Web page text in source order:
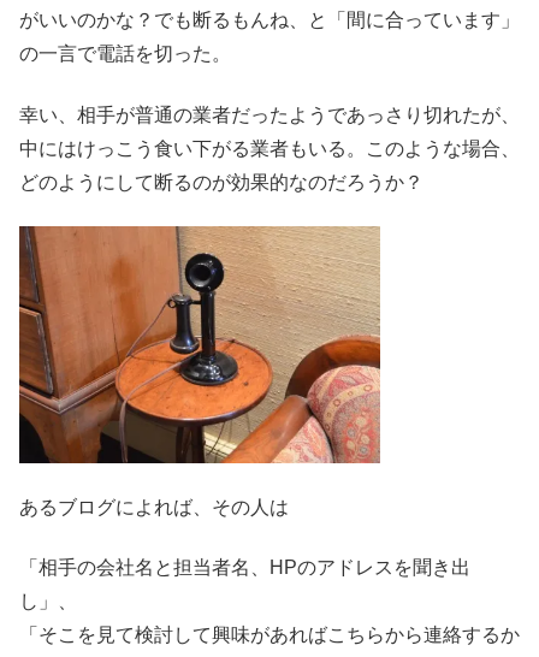
がいいのかな？でも断るもんね、と「間に合っています」
の一言で電話を切った。
幸い、相手が普通の業者だったようであっさり切れたが、
中にはけっこう食い下がる業者もいる。このような場合、
どのようにして断るのが効果的なのだろうか？
あるブログによれば、その人は
「相手の会社名と担当者名、HPのアドレスを聞き出
し」、
「そこを見て検討して興味があればこちらから連絡するか